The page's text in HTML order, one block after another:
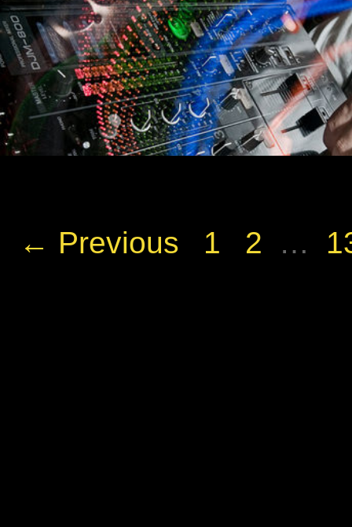
← Previous 1 2 …